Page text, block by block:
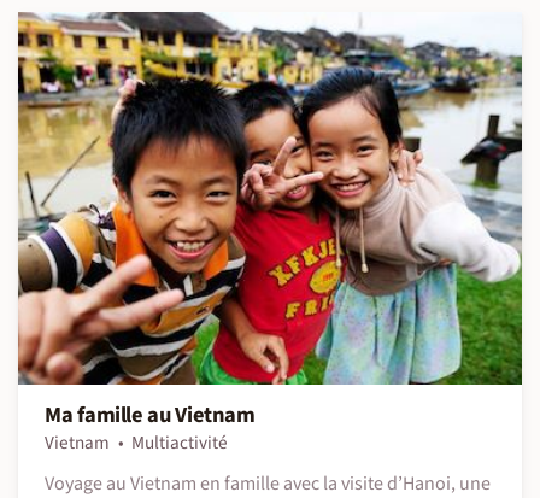
Ma famille au Vietnam
Vietnam
Multiactivité
Voyage au Vietnam en famille avec la visite d’Hanoi, une